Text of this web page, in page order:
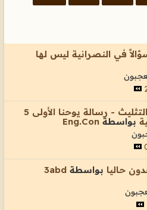
في النصرانية ليس لها
بيـــان حقيقة نص التثليث - رسالة يوحنا الأولى 5
بواسطة Eng.Con
حاليا بواسطة 3abd